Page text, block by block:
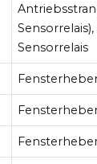
Sensorrelais